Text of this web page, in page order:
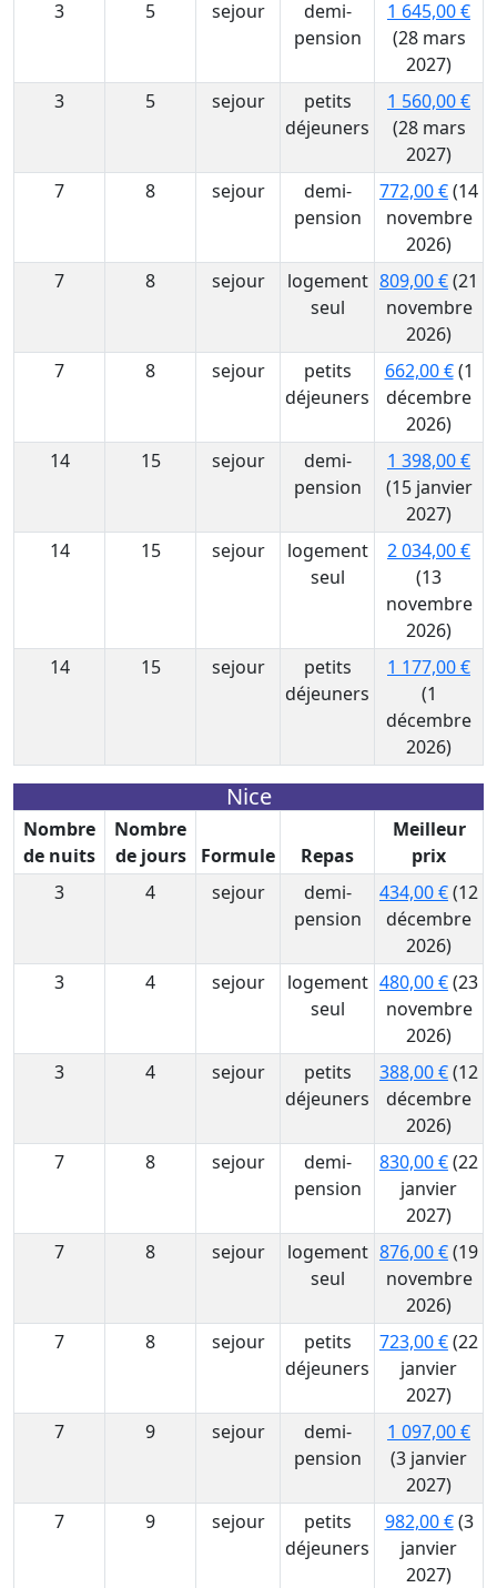
3
5 sejour
demi-
pension
1 645,00 €
(28 mars
2027)
3
5 sejour
petits
déjeuners
1 560,00 €
(28 mars
2027)
7
8 sejour
demi-
pension
772,00 €(14
novembre
2026)
7
8 sejour
logement
seul
809,00 €(21
novembre
2026)
7
8 sejour
petits
déjeuners
662,00 €(1
décembre
2026)
14
15 sejour
demi-
pension
1 398,00 €
(15 janvier
2027)
14
15 sejour
logement
seul
2 034,00 €
(13
novembre
2026)
14
15 sejour
petits
déjeuners
1 177,00 €
(1
décembre
2026)
Nice
Nombre
de nuits
Nombre
de jours
Formule Repas
Meilleur
prix
3
4 sejour
demi-
pension
434,00 €(12
décembre
2026)
3
4 sejour
logement
seul
480,00 €(23
novembre
2026)
3
4 sejour
petits
déjeuners
388,00 €(12
décembre
2026)
7
8 sejour
demi-
pension
830,00 €(22
janvier
2027)
7
8 sejour
logement
seul
876,00 €(19
novembre
2026)
7
8 sejour
petits
déjeuners
723,00 €(22
janvier
2027)
7
9 sejour
demi-
pension
1 097,00 €
(3 janvier
2027)
7
9 sejour
petits
déjeuners
982,00 €(3
janvier
2027)